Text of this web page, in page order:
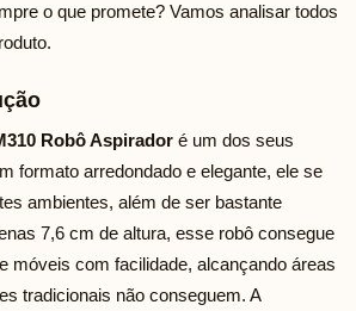
o que promete? Vamos analisar todos
Robô Aspirador é um dos seus
formato arredondado e elegante, ele se
ambientes, além de ser bastante
7,6 cm de altura, esse robô consegue
móveis com facilidade, alcançando áreas
tradicionais não conseguem. A